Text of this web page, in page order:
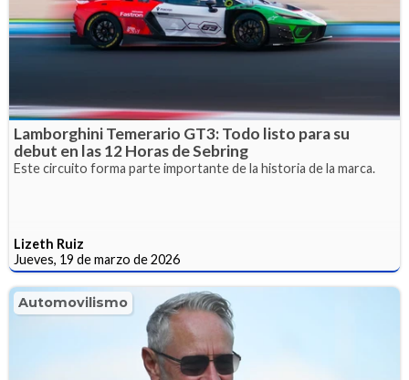
Lamborghini Temerario GT3: Todo listo para su
debut en las 12 Horas de Sebring
Este circuito forma parte importante de la historia de la marca.
Lizeth Ruiz
Jueves, 19 de marzo de 2026
Automovilismo